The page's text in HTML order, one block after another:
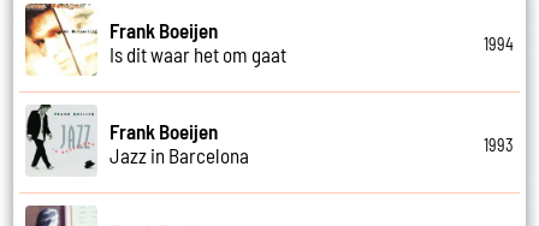
Frank Boeijen
Is dit waar het om gaat
1994
Frank Boeijen
Jazz in Barcelona
1993